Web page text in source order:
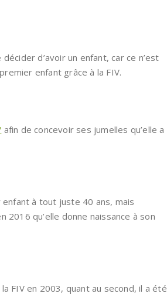
d’avoir un enfant, car ce n’est
enfant grâce à la FIV.
afin de concevoir ses jumelles qu’elle a
à tout juste 40 ans, mais
2016 qu’elle donne naissance à son
FIV en 2003, quant au second, il a été